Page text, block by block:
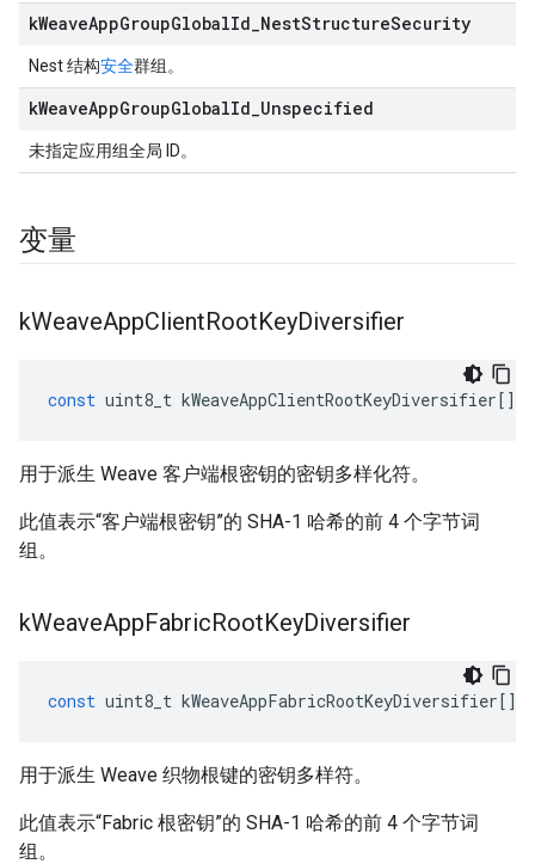
kWeaveAppGroupGlobalId NestStructureSecurity
Nest 结构安全群组。
kWeaveAppGroupGlobalId Unspecified
未指定应用组全局 ID。
变量
kWeaveAppClientRootKeyDiversifier
const uint8_t kWeaveAppClientRootKeyDiversifier[]
用于派生 Weave 客户端根密钥的密钥多样化符。
此值表示“客户端根密钥”的 SHA-1 哈希的前 4 个字节词
组。
kWeaveAppFabricRootKeyDiversifier
const uint8_t kWeaveAppFabricRootKeyDiversifier[]
用于派生 Weave 织物根键的密钥多样符。
此值表示“Fabric 根密钥”的 SHA-1 哈希的前 4 个字节词
组。